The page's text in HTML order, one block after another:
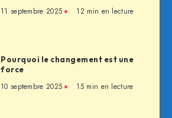
11 septembre 2025 12 min en lecture
Pourquoi le changement est une
force
10 septembre 2025 15 min en lecture